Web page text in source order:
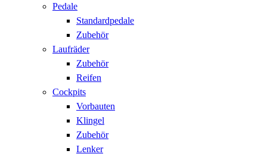
Pedale
Standardpedale
Zubehör
Laufräder
Zubehör
Reifen
Cockpits
Vorbauten
Klingel
Zubehör
Lenker